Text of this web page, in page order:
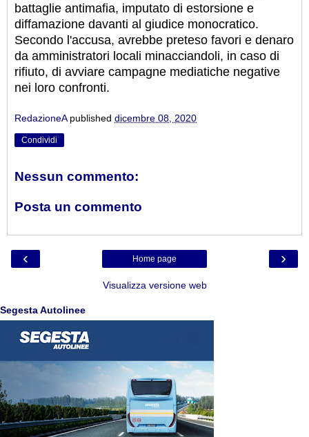
battaglie antimafia, imputato di estorsione e
diffamazione davanti al giudice monocratico.
Secondo l'accusa, avrebbe preteso favori e denaro
da amministratori locali minacciandoli, in caso di
rifiuto, di avviare campagne mediatiche negative
nei loro confronti.
RedazioneA published dicembre 08, 2020
Condividi
Nessun commento:
Posta un commento
‹ ›
Home page
Visualizza versione web
Segesta Autolinee